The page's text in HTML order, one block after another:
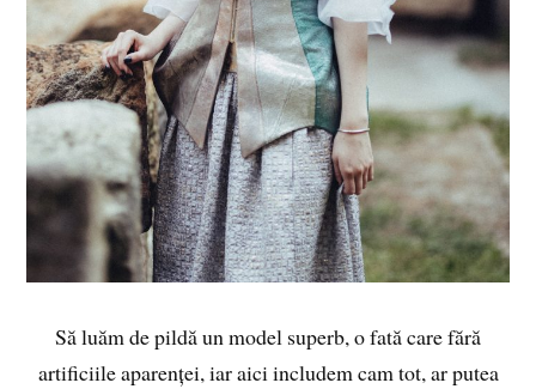
Să luăm de pildă un model superb, o fată care fără
artificiile aparenței, iar aici includem cam tot, ar putea